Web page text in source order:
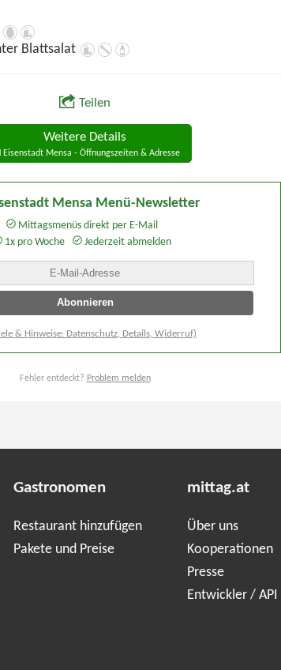
Blattsalat
Teilen
Weitere Details
Eisenstadt Mensa - Öffnungszeiten & Adresse
Mensa Menü-Newsletter
Mittagsmenüs direkt per E-Mail
1x pro Woche
Jederzeit abmelden
& Hinweise: Datenschutz, Details, Widerruf)
Fehler entdeckt? Problem melden
Gastronomen
Restaurant hinzufügen
Pakete und Preise
mittag.at
Über uns
Kooperationen
Presse
Entwickler / API